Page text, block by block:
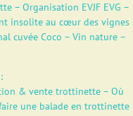
– Organisation EVJF EVG –
insolite au cœur des vignes
cuvée Coco – Vin nature –
:
& vente trottinette – Où
une balade en trottinette